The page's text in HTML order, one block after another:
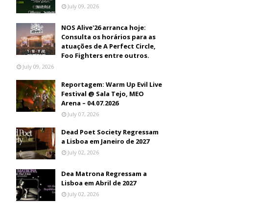
July 09, 2026
NOS Alive'26 arranca hoje:
Consulta os horários para as
atuações de A Perfect Circle,
Foo Fighters entre outros.
July 09, 2026
Reportagem: Warm Up Evil Live
Festival @ Sala Tejo, MEO
Arena – 04.07.2026
July 07, 2026
Dead Poet Society Regressam
a Lisboa em Janeiro de 2027
July 02, 2026
Dea Matrona Regressam a
Lisboa em Abril de 2027
July 02, 2026